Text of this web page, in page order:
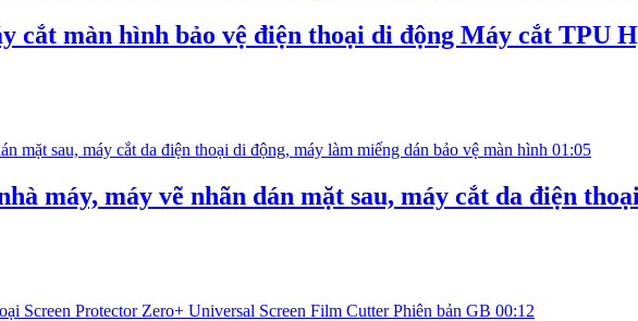
cắt màn hình bảo vệ điện thoại di động Máy cắt TPU
01:05
máy, máy vẽ nhãn dán mặt sau, máy cắt da điện
00:12